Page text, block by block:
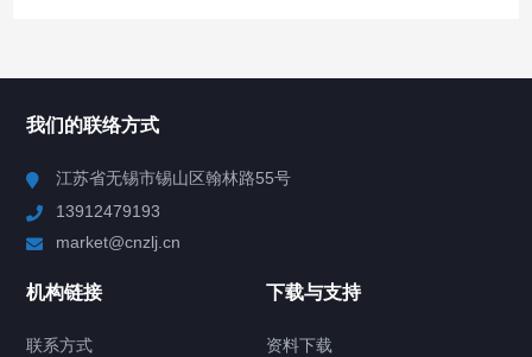
Chiller高精度制冷循环器
TCU温度控制单元
我们的联络方式
江苏省无锡市锡山区翰林路55号
13912479193
market@cnzlj.cn
机构链接
联系方式
下载与支持
资料下载